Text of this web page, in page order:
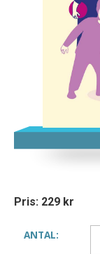
Pris: 229 kr
ANTAL: